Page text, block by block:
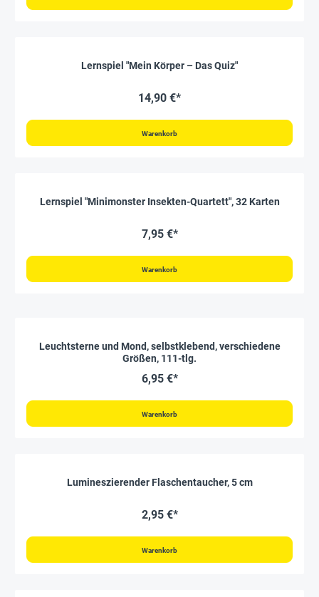
Lernspiel "Mein Körper – Das Quiz"
14,90 €*
Warenkorb
Lernspiel "Minimonster Insekten-Quartett", 32 Karten
7,95 €*
Warenkorb
Leuchtsterne und Mond, selbstklebend, verschiedene
Größen, 111-tlg.
6,95 €*
Warenkorb
Lumineszierender Flaschentaucher, 5 cm
2,95 €*
Warenkorb